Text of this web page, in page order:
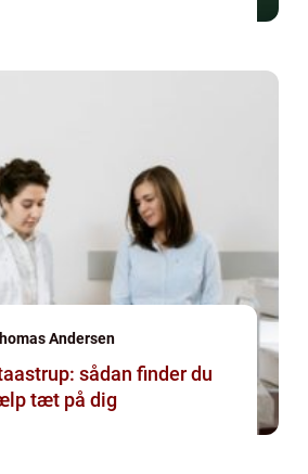
Andersen
sådan finder du
tæt på dig